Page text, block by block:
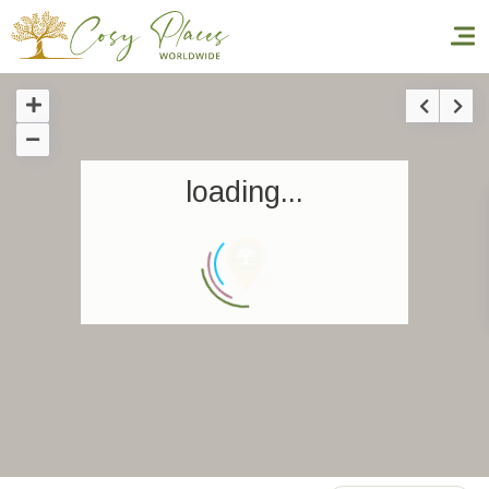
Inicio
Reservar una estancia
Nuestra colección mundial
World’s Best Hotels
loading...